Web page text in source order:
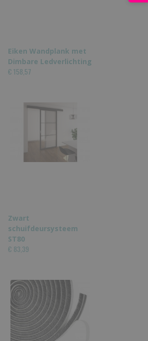
Eiken Wandplank met
Dimbare Ledverlichting
€ 158,57
Zwart
schuifdeursysteem
ST80
€ 83,39